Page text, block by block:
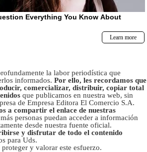
la labor periodística que
informados. Por ello, les recordamos que
comercializar, distribuir, copiar total
que publicamos en nuestra web, sin
de Empresa Editora El Comercio S.A.
a compartir el enlace de nuestras
personas puedan acceder a información
desde nuestra fuente oficial.
y disfrutar de todo el contenido
para Uds.
y valorar este esfuerzo.